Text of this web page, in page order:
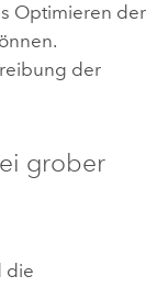
Optimieren der
der
grober
die